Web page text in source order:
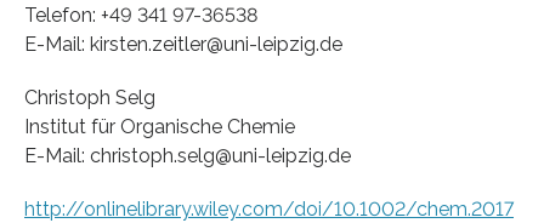
Telefon: +49 341 97-36538
E-Mail: kirsten.zeitler@uni-leipzig.de
Christoph Selg
Institut für Organische Chemie
E-Mail: christoph.selg@uni-leipzig.de
http://onlinelibrary.wiley.com/doi/10.1002/chem.2017